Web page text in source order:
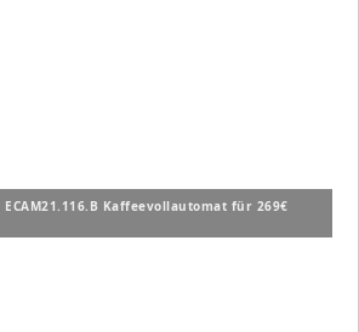
ECAM21.116.B Kaffeevollautomat für 269€